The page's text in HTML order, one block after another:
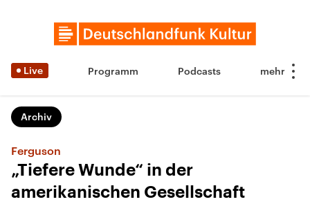
Live Programm Podcasts
Archiv
Ferguson
„Tiefere Wunde“ in der
amerikanischen Gesellschaft